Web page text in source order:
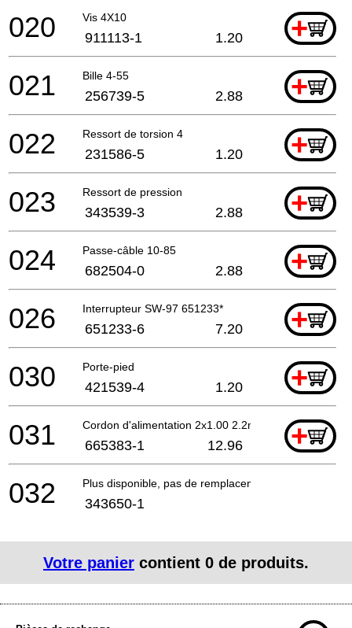
Vis 4X10 +
020 911113-1 1.20
Bille 4-55 +
021 256739-5 2.88
Ressort de torsion 4 +
022 231586-5 1.20
Ressort de pression +
023 343539-3 2.88
Passe-câble 10-85 +
024 682504-0 2.88
Interrupteur SW-97 651233* +
026 651233-6 7.20
Porte-pied +
030 421539-4 1.20
Cordon d'alimentation 2x1.00 2.2mtr +
031 665383-1 12.96
Plus disponible, pas de remplacement
032 343650-1
Votre panier contient 0 de produits.